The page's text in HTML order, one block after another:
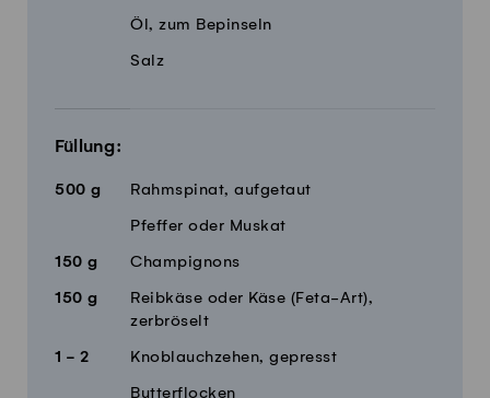
Öl, zum Bepinseln
Salz
Füllung:
500 g Rahmspinat, aufgetaut
Pfeffer oder Muskat
150 g Champignons
150 g
Reibkäse oder Käse (Feta-Art),
zerbröselt
1 - 2 Knoblauchzehen, gepresst
Butterflocken